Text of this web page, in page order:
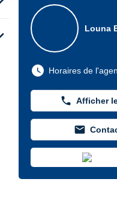
Louna
watch_later Horaires de
phone Afficher
mail